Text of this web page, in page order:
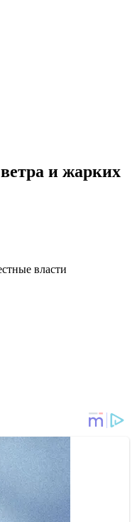
и жарких
власти